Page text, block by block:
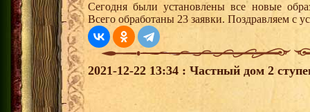
Сегодня были установлены все новые
Всего обработаны 23 заявки. Поздравляем с
2021-12-22 13:34 : Частный дом 2